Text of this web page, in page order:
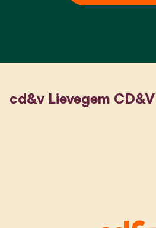
cd&v Lievegem CD&V